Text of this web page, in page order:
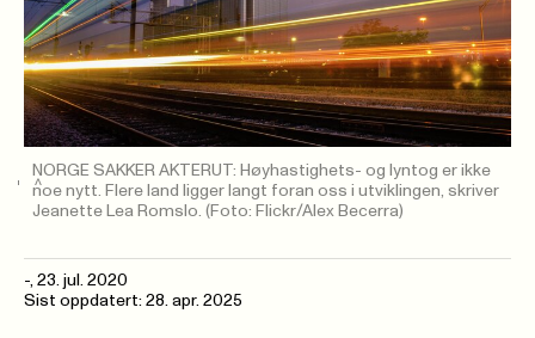
NORGE SAKKER AKTERUT: Høyhastighets- og lyntog er ikke
noe nytt. Flere land ligger langt foran oss i utviklingen, skriver
Jeanette Lea Romslo. (Foto: Flickr/Alex Becerra)
- 23. jul. 2020
Sist oppdatert: 28. apr. 2025